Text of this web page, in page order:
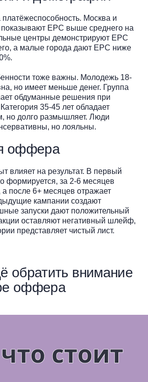
платёжеспособность. Москва и
показывают EPC выше среднего на
центры демонстрируют EPC
а малые города дают EPC ниже
тоже важны. Молодежь 18-
но имеет меньше денег. Группа
обдуманные решения при
35-45 лет обладает
но долго размышляет. Люди
но лояльны.
оффера
влияет на результат. В первый
формируется, за 2-6 месяцев
а после 6+ месяцев отражает
кампании создают
запуски дают положительный
оставляют негативный шлейф,
представляет чистый лист.
обратить внимание
оффера